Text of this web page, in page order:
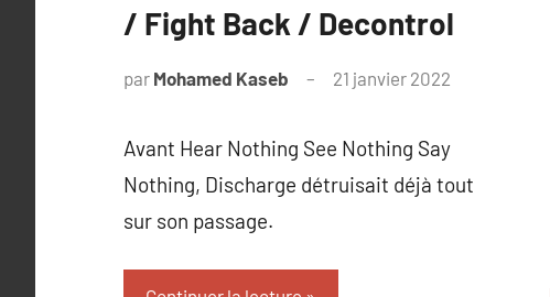
/ Fight Back / Decontrol
par Mohamed Kaseb 21 janvier 2022
Avant Hear Nothing See Nothing Say
Nothing, Discharge détruisait déjà tout
sur son passage.